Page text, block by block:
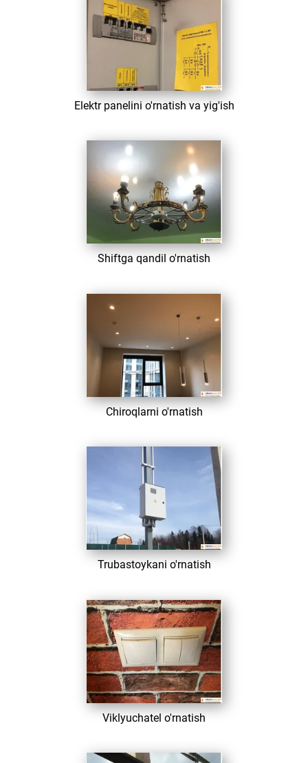
​ Elektr panelini o'rnatish va yig'ish
​ Shiftga qandil o'rnatish
​ Chiroqlarni o'rnatish
​ Trubastoykani o'rnatish
​ Viklyuchatel o'rnatish